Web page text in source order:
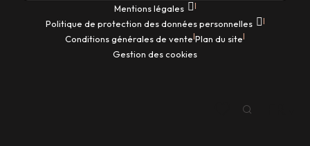
Mentions légales |
Politique de protection des données personnelles |
Conditions générales de vente|Plan du site|
Gestion des cookies